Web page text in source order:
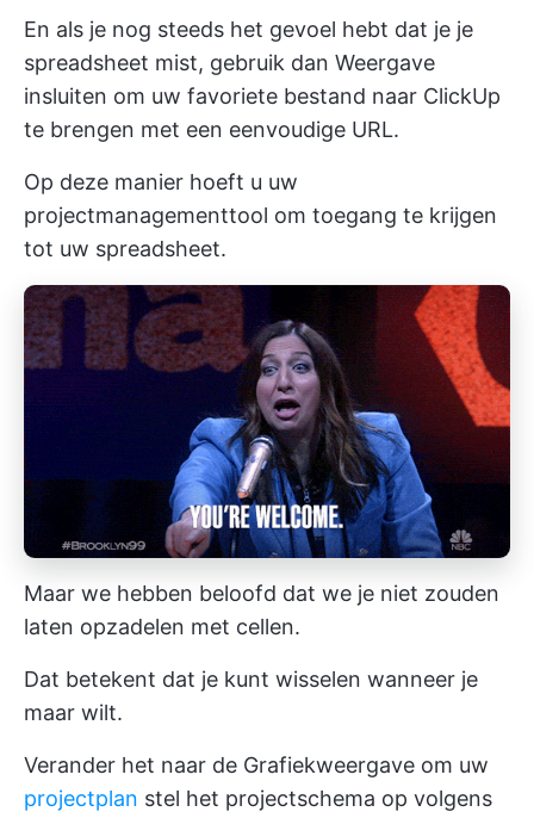
En als je nog steeds het gevoel hebt dat je je
spreadsheet mist, gebruik dan Weergave
insluiten om uw favoriete bestand naar ClickUp
te brengen met een eenvoudige URL.
Op deze manier hoeft u uw
projectmanagementtool om toegang te krijgen
tot uw spreadsheet.
Maar we hebben beloofd dat we je niet zouden
laten opzadelen met cellen.
Dat betekent dat je kunt wisselen wanneer je
maar wilt.
Verander het naar de Grafiekweergave om uw
projectplan stel het projectschema op volgens